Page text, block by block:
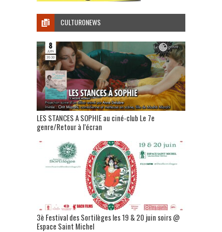
CULTURONEWS
LES STANCES A SOPHIE au ciné-club Le 7e
genre/Retour à l’écran
3è Festival des Sortilèges les 19 & 20 juin soirs @
Espace Saint Michel